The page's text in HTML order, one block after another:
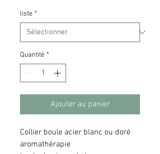
liste *
Quantité *
Ajouter au panier
Collier boule acier blanc ou doré
aromathérapie